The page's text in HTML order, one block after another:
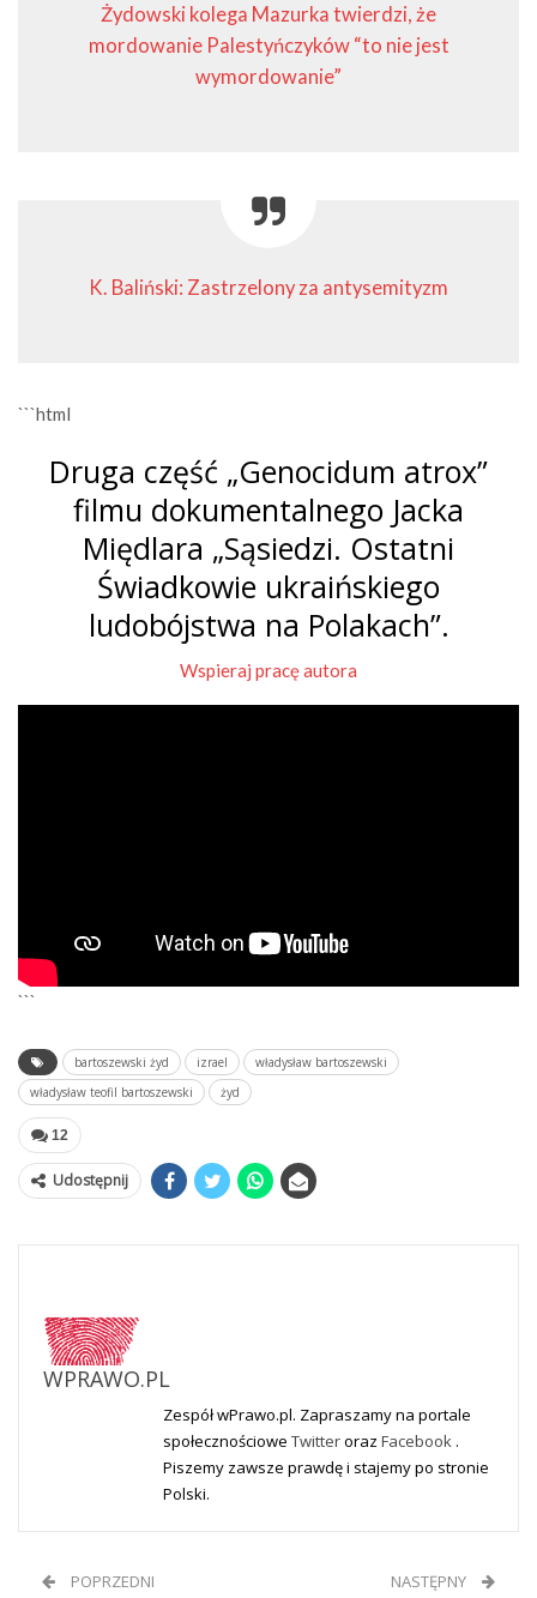
Żydowski kolega Mazurka twierdzi, że
mordowanie Palestyńczyków “to nie jest
wymordowanie”
K. Baliński: Zastrzelony za antysemityzm
```html
Druga część „Genocidum atrox”
filmu dokumentalnego Jacka
Międlara „Sąsiedzi. Ostatni
Świadkowie ukraińskiego
ludobójstwa na Polakach”.
Wspieraj pracę autora
```
bartoszewski żyd izrael
władysław bartoszewski
władysław teofil bartoszewski
żyd
12
Udostępnij
WPRAWO.PL
Zespół wPrawo.pl. Zapraszamy na portale
społecznościowe Twitteroraz Facebook .
Piszemy zawsze prawdę i stajemy po stronie
Polski.
POPRZEDNI NASTĘPNY